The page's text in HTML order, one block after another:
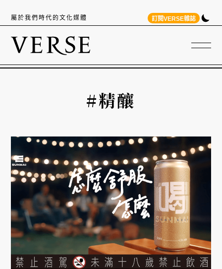
屬於我們時代的文化媒體 訂閱VERSE雜誌
#精釀